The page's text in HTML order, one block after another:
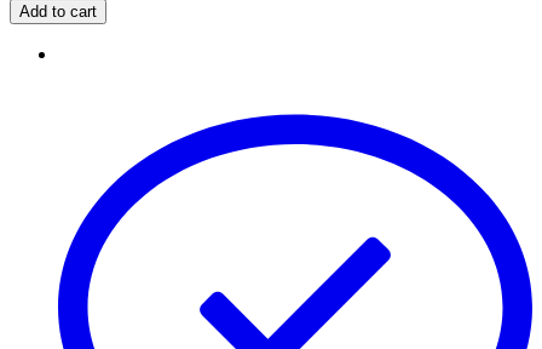
Add to cart